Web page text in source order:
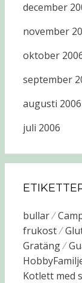
december
november
oktober
september
augusti 2006
juli 2006
bullar
frukost
Gratäng
Kotlett med